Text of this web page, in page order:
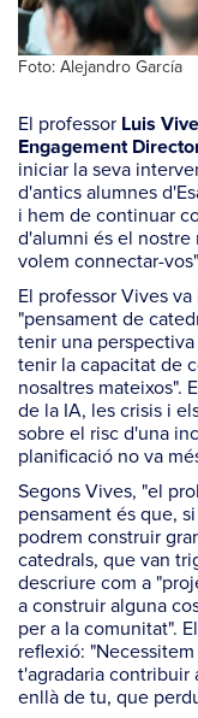
Foto: Alejandro García
El professor Luis
Engagement
iniciar la seva
d'antics alumnes
i hem de continuar
d'alumni és el nostre
volem connectar-
El professor Vives
"pensament de
tenir una
tenir la capacitat de
nosaltres mateixos".
de la IA, les crisis i
sobre el risc d'una
planificació no va
Segons Vives, "el
pensament és que,
podrem construir
catedrals, que van
descriure com a
a construir alguna
per a la comunitat".
reflexió:
t'agradaria contribuir
enllà de tu, que